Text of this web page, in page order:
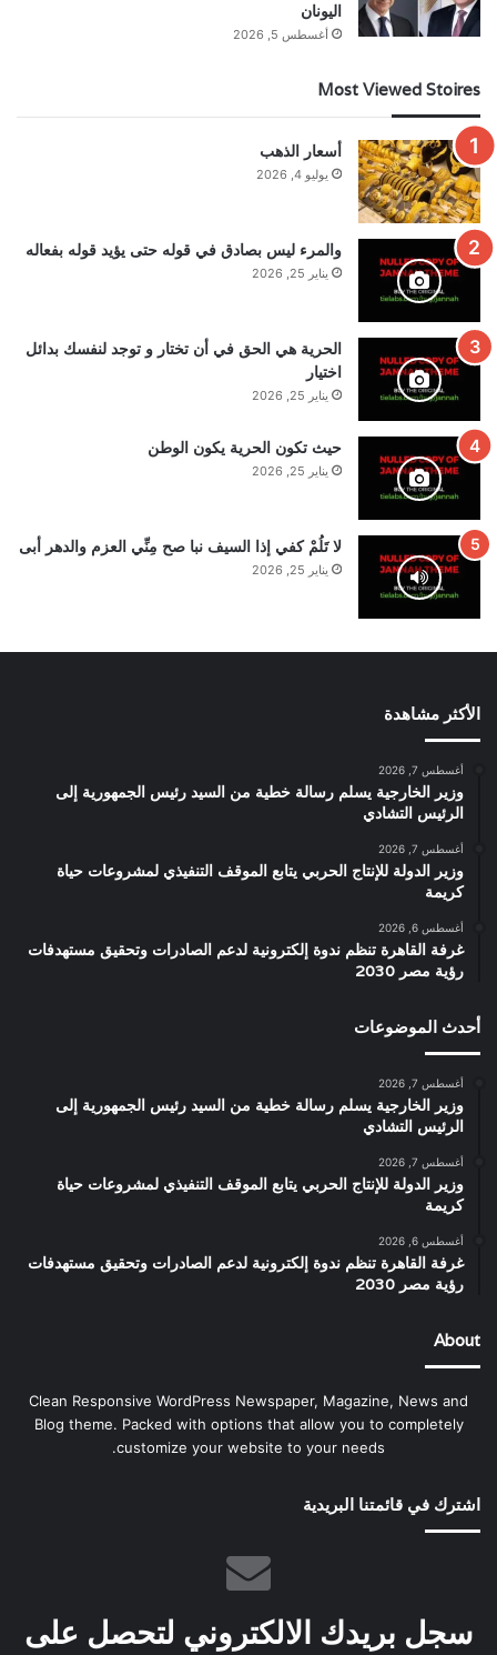
اليونان
أغسطس 5, 2026
Most Viewed Stoires
أسعار الذهب
يوليو 4, 2026
والمرء ليس بصادق في قوله حتى يؤيد قوله بفعاله
يناير 25, 2026
الحرية هي الحق في أن تختار و توجد لنفسك بدائل
اختيار
يناير 25, 2026
حيث تكون الحرية يكون الوطن
يناير 25, 2026
لا تَلُمْ كفي إذا السيف نبا صح مِنِّي العزم والدهر أبى
يناير 25, 2026
الأكثر مشاهدة
أغسطس 7, 2026
وزير الخارجية يسلم رسالة خطية من السيد رئيس الجمهورية إلى
الرئيس التشادي
أغسطس 7, 2026
وزير الدولة للإنتاج الحربي يتابع الموقف التنفيذي لمشروعات حياة
كريمة
أغسطس 6, 2026
غرفة القاهرة تنظم ندوة إلكترونية لدعم الصادرات وتحقيق مستهدفات
رؤية مصر 2030
أحدث الموضوعات
أغسطس 7, 2026
وزير الخارجية يسلم رسالة خطية من السيد رئيس الجمهورية إلى
الرئيس التشادي
أغسطس 7, 2026
وزير الدولة للإنتاج الحربي يتابع الموقف التنفيذي لمشروعات حياة
كريمة
أغسطس 6, 2026
غرفة القاهرة تنظم ندوة إلكترونية لدعم الصادرات وتحقيق مستهدفات
رؤية مصر 2030
About
Clean Responsive WordPress Newspaper, Magazine, News and
Blog theme. Packed with options that allow you to completely
customize your website to your needs.
اشترك في قائمتنا البريدية
سجل بريدك الالكتروني لتحصل على